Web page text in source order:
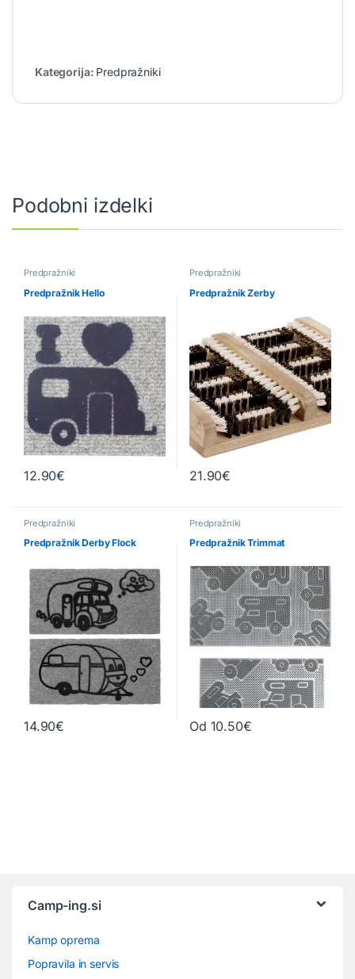
Kategorija: Predpražniki
Podobni izdelki
Predpražniki
Predpražnik Hello
12.90€
Predpražniki
Predpražnik Zerby
21.90€
Predpražniki
Predpražnik Derby Flock
14.90€
Predpražniki
Predpražnik Trimmat
Od 10.50€
Camp-ing.si
Kamp oprema
Popravila in servis